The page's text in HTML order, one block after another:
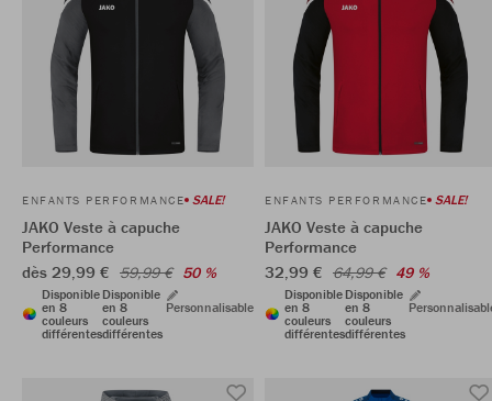
ENFANTS PERFORMANCE SALE!
JAKO Veste à capuche
Performance
dès 29,99 € 59,99 € 50 %
Disponible
en 8
couleurs
différentes
Disponible
en 8
couleurs
différentes
Personnalisable
ENFANTS PERFORMANCE SALE!
JAKO Veste à capuche
Performance
32,99 € 64,99 € 49 %
Disponible
en 8
couleurs
différentes
Disponible
en 8
couleurs
différentes